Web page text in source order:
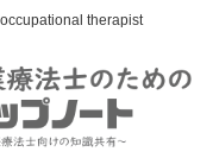
therapist